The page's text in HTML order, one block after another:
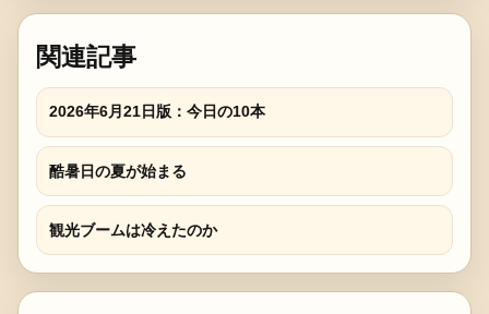
関連記事
2026年6月21日版：今日の10本
酷暑日の夏が始まる
観光ブームは冷えたのか